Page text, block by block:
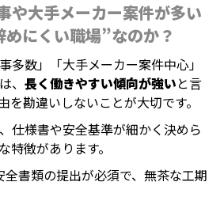
や大手メーカー案件が多い
にくい職場”なのか？
多数」「大手メーカー案件中心」
、 長く働きやすい傾向が強いと言
を勘違いしないことが大切です。
仕様書や安全基準が細かく決めら
特徴があります。
書類の提出が必須で、無茶な工期